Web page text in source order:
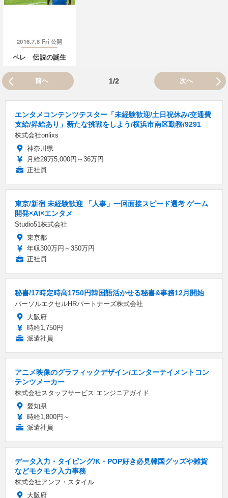
2016.7.8 Fri 公開
ペレ 伝説の誕生
1/2
前へ 次へ
エンタメコンテンツテスター「未経験歓迎/土日祝休み/交通費
支給/昇給あり」新たな挑戦をしよう/横浜市南区勤務/9291
株式会社onlixs
神奈川県
月給29万5,000円～36万円
正社員
東京/新宿 未経験歓迎 「人事」一回面接スピード選考 ゲーム
開発×AI×エンタメ
Studio51株式会社
東京都
年収300万円～350万円
正社員
秘書/17時定時高1750円韓国語活かせる秘書&事務12月開始
パーソルエクセルHRパートナーズ株式会社
大阪府
時給1,750円
派遣社員
アニメ映像のグラフィックデザイン/エンターテイメントコン
テンツメーカー
株式会社スタッフサービス エンジニアガイド
愛知県
時給1,800円～
派遣社員
データ入力・タイピング/K・POP好き必見韓国グッズや雑貨
などモクモク入力事務
株式会社アンフ・スタイル
大阪府